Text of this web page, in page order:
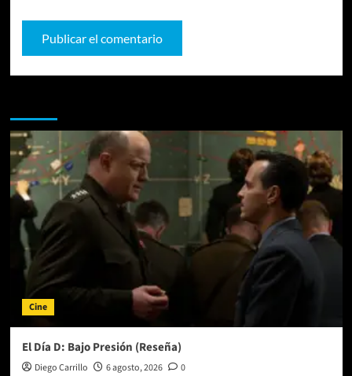
Cine
El Día D: Bajo Presión (Reseña)
Diego Carrillo 6 agosto, 2026 0